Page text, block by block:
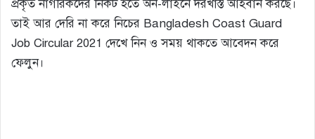
প্রকৃত নাগরিকদের নিকট হতে অন-লাইনে দরখাস্ত আহবান করছে।
তাই আর দেরি না করে নিচের Bangladesh Coast Guard
Job Circular 2021 দেখে নিন ও সময় থাকতে আবেদন করে
ফেলুন।